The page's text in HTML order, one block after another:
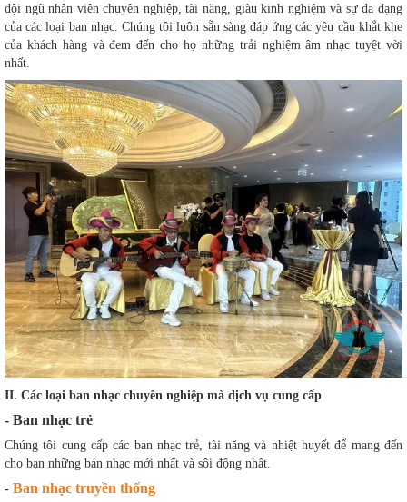
- Chi phí dịch vụ có cao không?
đội ngũ nhân viên chuyên nghiệp, tài năng, giàu kinh nghiệm và sự đa dạng
của các loại ban nhạc. Chúng tôi luôn sẵn sàng đáp ứng các yêu cầu khắt khe
của khách hàng và đem đến cho họ những trải nghiệm âm nhạc tuyệt vời
nhất.
II. Các loại ban nhạc chuyên nghiệp mà dịch vụ cung cấp
- Ban nhạc trẻ
Chúng tôi cung cấp các ban nhạc trẻ, tài năng và nhiệt huyết để mang đến
cho bạn những bản nhạc mới nhất và sôi động nhất.
- Ban nhạc truyền thống